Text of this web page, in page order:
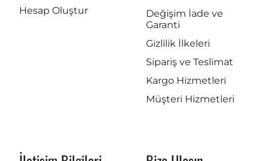
Hesap Oluştur
Değişim İade ve
Garanti
Gizlilik İlkeleri
Sipariş ve Teslimat
Kargo Hizmetleri
Müşteri Hizmetleri